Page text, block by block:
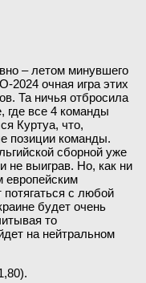
– летом минувшего
2024 очная игра этих
Та ничья отбросила
где все 4 команды
Куртуа, что,
позиции команды.
сборной уже
не выиграв. Но, как ни
европейским
с любой
будет очень
то
на нейтральном